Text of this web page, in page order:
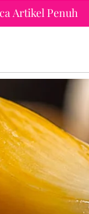
Ya Tuhanku,
disangka-
Artikel Penuh